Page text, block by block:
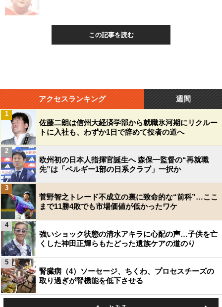
この記事を読む
アクセスランキング 週間
佐藤二朗は信州大経済学部から就職氷河期にリクルー
トに入社も、わずか1日で辞めて役者の道へ
1
欧州初の日本人指揮官誕生へ 森保一監督の“再就職
先”は「ベルギー1部の日系クラブ」一択か
2
菅野智之トレード不成立の裏に致命的な“前科”…ここ
まで11勝4敗でも市場価値が低かったワケ
3
強いショック状態の清水アキラに心配の声…子供を亡
くした神田正輝らもたどった遺族ケアの道のり
4
腎臓病（4）ソーセージ、ちくわ、プロセスチーズの
取り過ぎが腎機能を低下させる
5